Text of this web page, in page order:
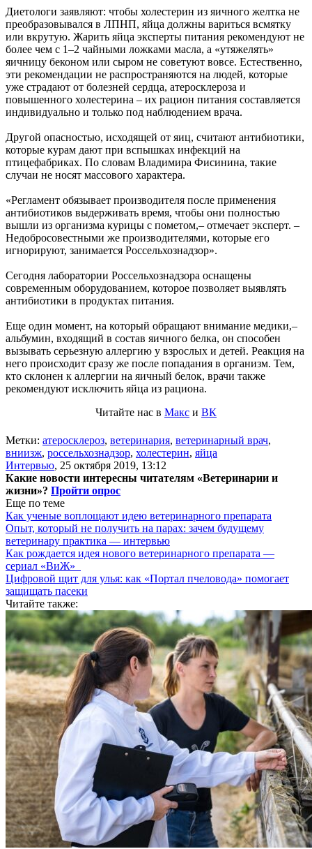
Диетологи заявляют: чтобы холестерин из яичного желтка не
преобразовывался в ЛПНП, яйца должны вариться всмятку
или вкрутую. Жарить яйца эксперты питания рекомендуют не
более чем с 1–2 чайными ложками масла, а «утяжелять»
яичницу беконом или сыром не советуют вовсе. Естественно,
эти рекомендации не распространяются на людей, которые
уже страдают от болезней сердца, атеросклероза и
повышенного холестерина – их рацион питания составляется
индивидуально и только под наблюдением врача.
Другой опасностью, исходящей от яиц, считают антибиотики,
которые курам дают при вспышках инфекций на
птицефабриках. По словам Владимира Фисинина, такие
случаи не носят массового характера.
«Регламент обязывает производителя после применения
антибиотиков выдерживать время, чтобы они полностью
вышли из организма курицы с пометом,– отмечает эксперт. –
Недобросовестными же производителями, которые его
игнорируют, занимается Россельхознадзор».
Сегодня лаборатории Россельхознадзора оснащены
современным оборудованием, которое позволяет выявлять
антибиотики в продуктах питания.
Еще один момент, на который обращают внимание медики,–
альбумин, входящий в состав яичного белка, он способен
вызывать серьезную аллергию у взрослых и детей. Реакция на
него происходит сразу же после попадания в организм. Тем,
кто склонен к аллергии на яичный белок, врачи также
рекомендуют исключить яйца из рациона.
Читайте нас в Макс и ВК
Метки: атеросклероз, ветеринария, ветеринарный врач,
вниизж, россельхознадзор, холестерин, яйца
Интервью, 25 октября 2019, 13:12
Какие новости интересны читателям «Ветеринарии и
жизни»? Пройти опрос
Еще по теме
Как ученые воплощают идею ветеринарного препарата
Опыт, который не получить на парах: зачем будущему
ветеринару практика — интервью
Как рождается идея нового ветеринарного препарата —
сериал «ВиЖ»
Цифровой щит для улья: как «Портал пчеловода» помогает
защищать пасеки
Читайте также: